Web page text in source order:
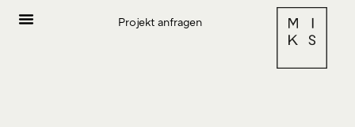
Projekt anfragen